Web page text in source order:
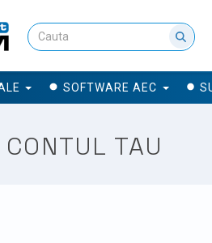
SOFTWARE AEC
TAU